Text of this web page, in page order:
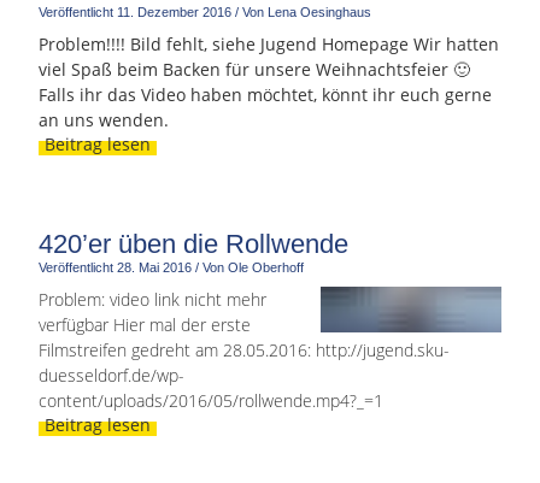
Veröffentlicht 11. Dezember 2016 / Von Lena Oesinghaus
Problem!!!! Bild fehlt, siehe Jugend Homepage Wir hatten
viel Spaß beim Backen für unsere Weihnachtsfeier 🙂
Falls ihr das Video haben möchtet, könnt ihr euch gerne
an uns wenden.
Beitrag lesen
420’er üben die Rollwende
Veröffentlicht 28. Mai 2016 / Von Ole Oberhoff
Problem: video link nicht mehr
verfügbar Hier mal der erste
Filmstreifen gedreht am 28.05.2016: http://jugend.sku-
duesseldorf.de/wp-
content/uploads/2016/05/rollwende.mp4?_=1
Beitrag lesen